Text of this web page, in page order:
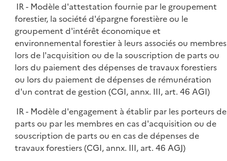
IR - Modèle d'attestation fournie par le groupement
forestier, la société d'épargne forestière ou le
groupement d'intérêt économique et
environnemental forestier à leurs associés ou membres
lors de l'acquisition ou de la souscription de parts ou
lors du paiement des dépenses de travaux forestiers
ou lors du paiement de dépenses de rémunération
d'un contrat de gestion (CGI, annx. III, art. 46 AGI)
IR - Modèle d'engagement à établir par les porteurs de
parts ou par les membres en cas d'acquisition ou de
souscription de parts ou en cas de dépenses de
travaux forestiers (CGI, annx. III, art. 46 AGJ)